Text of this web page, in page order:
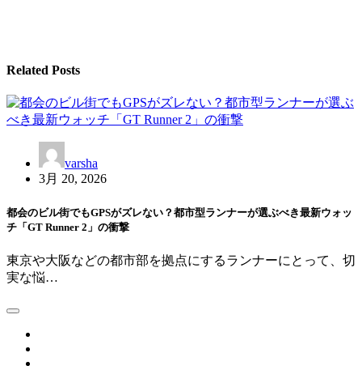
ー
シ
ョ
Related Posts
varsha
3月 20, 2026
都会のビル街でもGPSがズレない？都市型ランナーが選ぶべき最新ウォッ
チ「GT Runner 2」の衝撃
東京や大阪などの都市部を拠点にするランナーにとって、切
実な悩…